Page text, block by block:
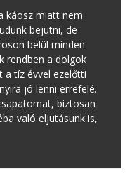
káosz miatt nem
bejutni, de
belül minden
rendben a dolgok
a tíz évvel ezelőtti
jó lenni errefelé.
biztosan
való eljutásunk is,